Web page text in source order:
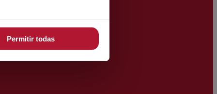
Permitir todas